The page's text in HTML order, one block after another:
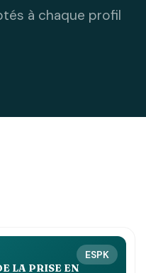
à chaque profil
ESPK
LA PRISE EN